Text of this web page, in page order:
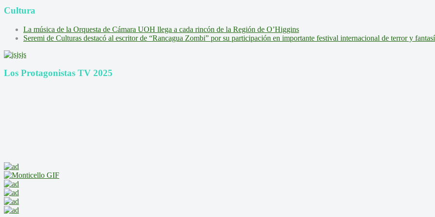
Cultura
La música de la Orquesta de Cámara UOH llega a cada rincón de la Región de O’Higgins
Seremi de Culturas destacó al escritor de “Rancagua Zombi” por su participación en importante festival internacional de terror y
Los Protagonistas TV 2025